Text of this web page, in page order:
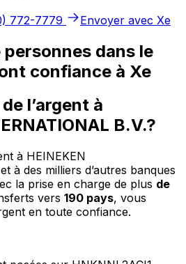
772-7779
Envoyer avec Xe
personnes dans le
confiance à Xe
l’argent à
B.V.?
à HEINEKEN
à des milliers d’autres banques
la prise en charge de plus de
vers 190 pays, vous
en toute confiance.